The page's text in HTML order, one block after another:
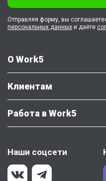
О Work5
Клиентам
Работа в Work5
Наши соцсети
Отправляя форму, вы
персональных данных и даёте